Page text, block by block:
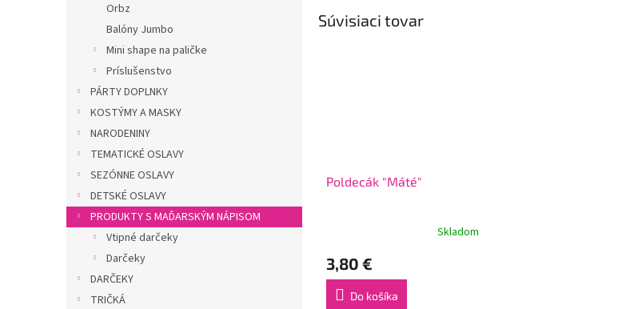
Orbz
Balóny Jumbo
Mini shape na paličke
Príslušenstvo
PÁRTY DOPLNKY
KOSTÝMY A MASKY
NARODENINY
TEMATICKÉ OSLAVY
SEZÓNNE OSLAVY
DETSKÉ OSLAVY
PRODUKTY S MAĎARSKÝM NÁPISOM
Vtipné darčeky
Darčeky
DARČEKY
TRIČKÁ
Súvisiaci tovar
Poldecák "Máté"
Skladom
3,80 €
Do košíka